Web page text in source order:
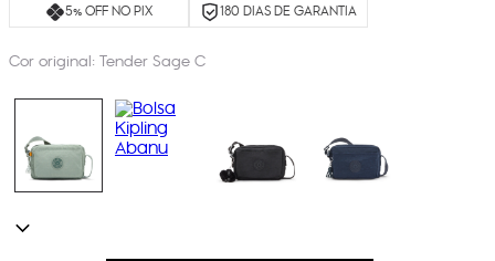
5% OFF NO PIX 180 DIAS DE GARANTIA
Cor original: Tender Sage C